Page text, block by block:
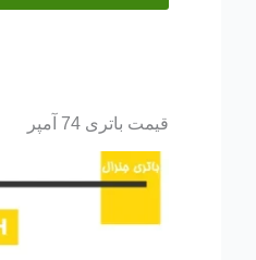
قیمت باتری 74 آمپر